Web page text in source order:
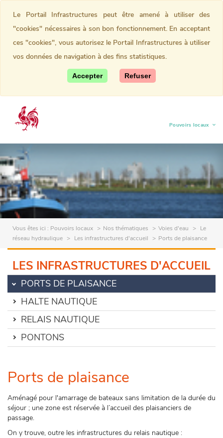
Pouvoirs locaux
(current)
Vous êtes ici : Pouvoirs locaux Nos thématiques Voies d'eau
Le
réseau hydraulique
Les infrastructures d'accueil Ports de plaisance
LES INFRASTRUCTURES D'ACCUEIL
PORTS DE PLAISANCE
HALTE NAUTIQUE
RELAIS NAUTIQUE
PONTONS
Ports de plaisance
Aménagé pour l'amarrage de bateaux sans limitation de la durée du
séjour ; une zone est réservée à l’accueil des plaisanciers de
passage.
On y trouve, outre les infrastructures du relais nautique :
Le Portail Infrastructures peut être amené à utiliser des
"cookies" nécessaires à son bon fonctionnement. En acceptant
ces "cookies", vous autorisez le Portail Infrastructures à utiliser
vos données de navigation à des fins statistiques.
Accepter Refuser